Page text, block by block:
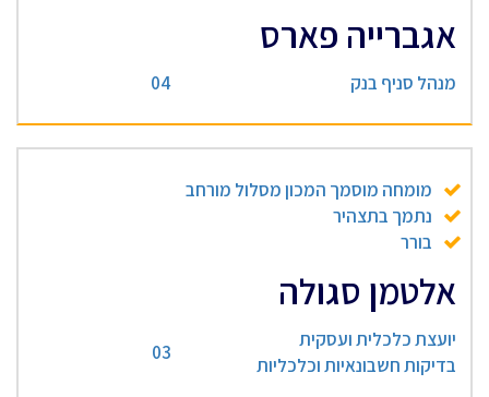
אגברייה פארס
מנהל סניף בנק 04
מומחה מוסמך המכון מסלול מורחב
נתמך בתצהיר
בורר
אלטמן סגולה
יועצת כלכלית ועסקית
בדיקות חשבונאיות וכלכליות
03